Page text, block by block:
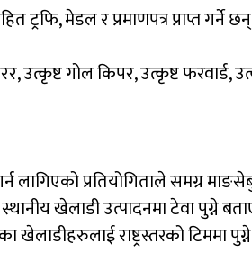
ट्रफि,मेडलरप्रमाणपत्रप्राप्तगर्नेछन्
,उत्कृष्टगोलकिपर,उत्कृष्टफरवार्ड,
लागिएकोप्रतियोगितालेसमग्र
स्थानीयखेलाडीउत्पादनमाटेवापुग्ने
खेलाडीहरुलाईराष्ट्रस्तरकोटिममापुग्ने